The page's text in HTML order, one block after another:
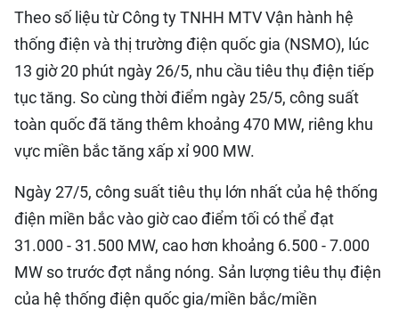
NHÂN DÂN ĐIỆN TỬ
NHÂN DÂN HẰNG THÁNG
NHÂN DÂN CUỐI TUẦN
Theo số liệu từ Công ty TNHH MTV Vận hành hệ
thống điện và thị trường điện quốc gia (NSMO), lúc
13 giờ 20 phút ngày 26/5, nhu cầu tiêu thụ điện tiếp
tục tăng. So cùng thời điểm ngày 25/5, công suất
toàn quốc đã tăng thêm khoảng 470 MW, riêng khu
vực miền bắc tăng xấp xỉ 900 MW.
Ngày 27/5, công suất tiêu thụ lớn nhất của hệ thống
điện miền bắc vào giờ cao điểm tối có thể đạt
31.000 - 31.500 MW, cao hơn khoảng 6.500 - 7.000
MW so trước đợt nắng nóng. Sản lượng tiêu thụ điện
của hệ thống điện quốc gia/miền bắc/miền